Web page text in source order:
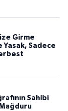
Girme
Yasak, Sadece
Sahibi